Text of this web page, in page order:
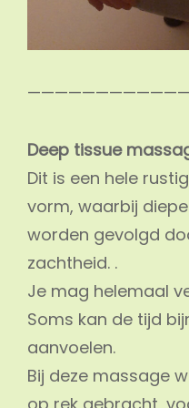
Deep tissue
Dit is een hele
vorm, waarbij
worden gevolgd
zachtheid. .
Je mag helemaal
Soms kan de tijd
aanvoelen.
Bij deze massage